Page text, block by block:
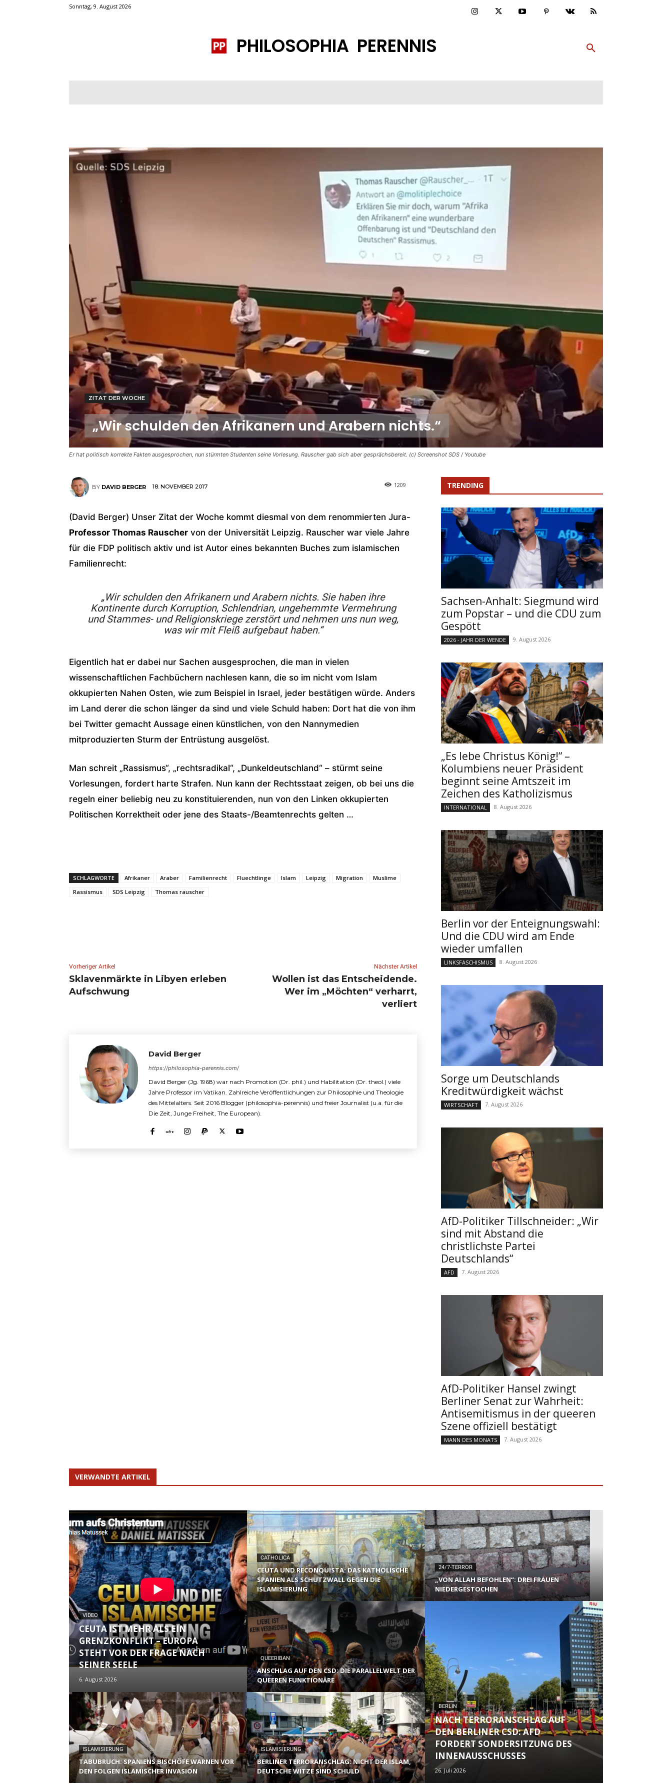
Sonntag, 9. August 2026
PHILOSOPHIA PERENNIS
Er hat politisch korrekte Fakten ausgesprochen, nun stürmten Studenten seine Vorlesung. Rauscher gab sich aber gesprächsbereit. (c) Screenshot SDS / Youtube
ZITAT DER WOCHE
„Wir schulden den Afrikanern und Arabern nichts.“
BY DAVID BERGER 18. NOVEMBER 2017 1209
(David Berger) Unser Zitat der Woche kommt diesmal von dem renommierten Jura-
Professor Thomas Rauscher von der Universität Leipzig. Rauscher war viele Jahre
für die FDP politisch aktiv und ist Autor eines bekannten Buches zum islamischen
Familienrecht:
„Wir schulden den Afrikanern und Arabern nichts. Sie haben ihre
Kontinente durch Korruption, Schlendrian, ungehemmte Vermehrung
und Stammes- und Religionskriege zerstört und nehmen uns nun weg,
was wir mit Fleiß aufgebaut haben.“
Eigentlich hat er dabei nur Sachen ausgesprochen, die man in vielen
wissenschaftlichen Fachbüchern nachlesen kann, die so im nicht vom Islam
okkupierten Nahen Osten, wie zum Beispiel in Israel, jeder bestätigen würde. Anders
im Land derer die schon länger da sind und viele Schuld haben: Dort hat die von ihm
bei Twitter gemacht Aussage einen künstlichen, von den Nannymedien
mitproduzierten Sturm der Entrüstung ausgelöst.
Man schreit „Rassismus“, „rechtsradikal“, „Dunkeldeutschland“ – stürmt seine
Vorlesungen, fordert harte Strafen. Nun kann der Rechtsstaat zeigen, ob bei uns die
regeln einer beliebig neu zu konstituierenden, nun von den Linken okkupierten
Politischen Korrektheit oder jene des Staats-/Beamtenrechts gelten …
SCHLAGWORTE Afrikaner Araber Familienrecht Fluechtlinge Islam Leipzig Migration
Muslime
Rassismus
SDS Leipzig Thomas rauscher
Vorheriger Artikel
Sklavenmärkte in Libyen erleben
Aufschwung
Nächster Artikel
Wollen ist das Entscheidende.
Wer im „Möchten“ verharrt,
verliert
David Berger
https://philosophia-perennis.com/
David Berger (Jg. 1968) war nach Promotion (Dr. phil.) und Habilitation (Dr. theol.) viele
Jahre Professor im Vatikan. Zahlreiche Veröffentlichungen zur Philosophie und Theologie
des Mittelalters. Seit 2016 Blogger (philosophia-perennis) und freier Journalist (u.a. für die
Die Zeit, Junge Freiheit, The European).
TRENDING
Sachsen-Anhalt: Siegmund wird
zum Popstar – und die CDU zum
Gespött
2026 - JAHR DER WENDE 9. August 2026
„Es lebe Christus König!“ –
Kolumbiens neuer Präsident
beginnt seine Amtszeit im
Zeichen des Katholizismus
INTERNATIONAL 8. August 2026
Berlin vor der Enteignungswahl:
Und die CDU wird am Ende
wieder umfallen
LINKSFASCHISMUS 8. August 2026
Sorge um Deutschlands
Kreditwürdigkeit wächst
WIRTSCHAFT 7. August 2026
AfD-Politiker Tillschneider: „Wir
sind mit Abstand die
christlichste Partei
Deutschlands“
AFD 7. August 2026
AfD-Politiker Hansel zwingt
Berliner Senat zur Wahrheit:
Antisemitismus in der queeren
Szene offiziell bestätigt
MANN DES MONATS 7. August 2026
VERWANDTE ARTIKEL
VIDEO
CEUTA IST MEHR ALS EIN
GRENZKONFLIKT – EUROPA
STEHT VOR DER FRAGE NACH
SEINER SEELE
6. August 2026
ISLAMISIERUNG
TABUBRUCH: SPANIENS BISCHÖFE WARNEN VOR
DEN FOLGEN ISLAMISCHER INVASION
CATHOLICA
CEUTA UND RECONQUISTA: DAS KATHOLISCHE
SPANIEN ALS SCHUTZWALL GEGEN DIE
ISLAMISIERUNG
QUEERIBAN
ANSCHLAG AUF DEN CSD: DIE PARALLELWELT DER
QUEEREN FUNKTIONÄRE
ISLAMISIERUNG
BERLINER TERRORANSCHLAG: NICHT DER ISLAM,
DEUTSCHE WITZE SIND SCHULD
24/7-TERROR
„VON ALLAH BEFOHLEN“: DREI FRAUEN
NIEDERGESTOCHEN
BERLIN
NACH TERRORANSCHLAG AUF
DEN BERLINER CSD: AFD
FORDERT SONDERSITZUNG DES
INNENAUSSCHUSSES
26. Juli 2026